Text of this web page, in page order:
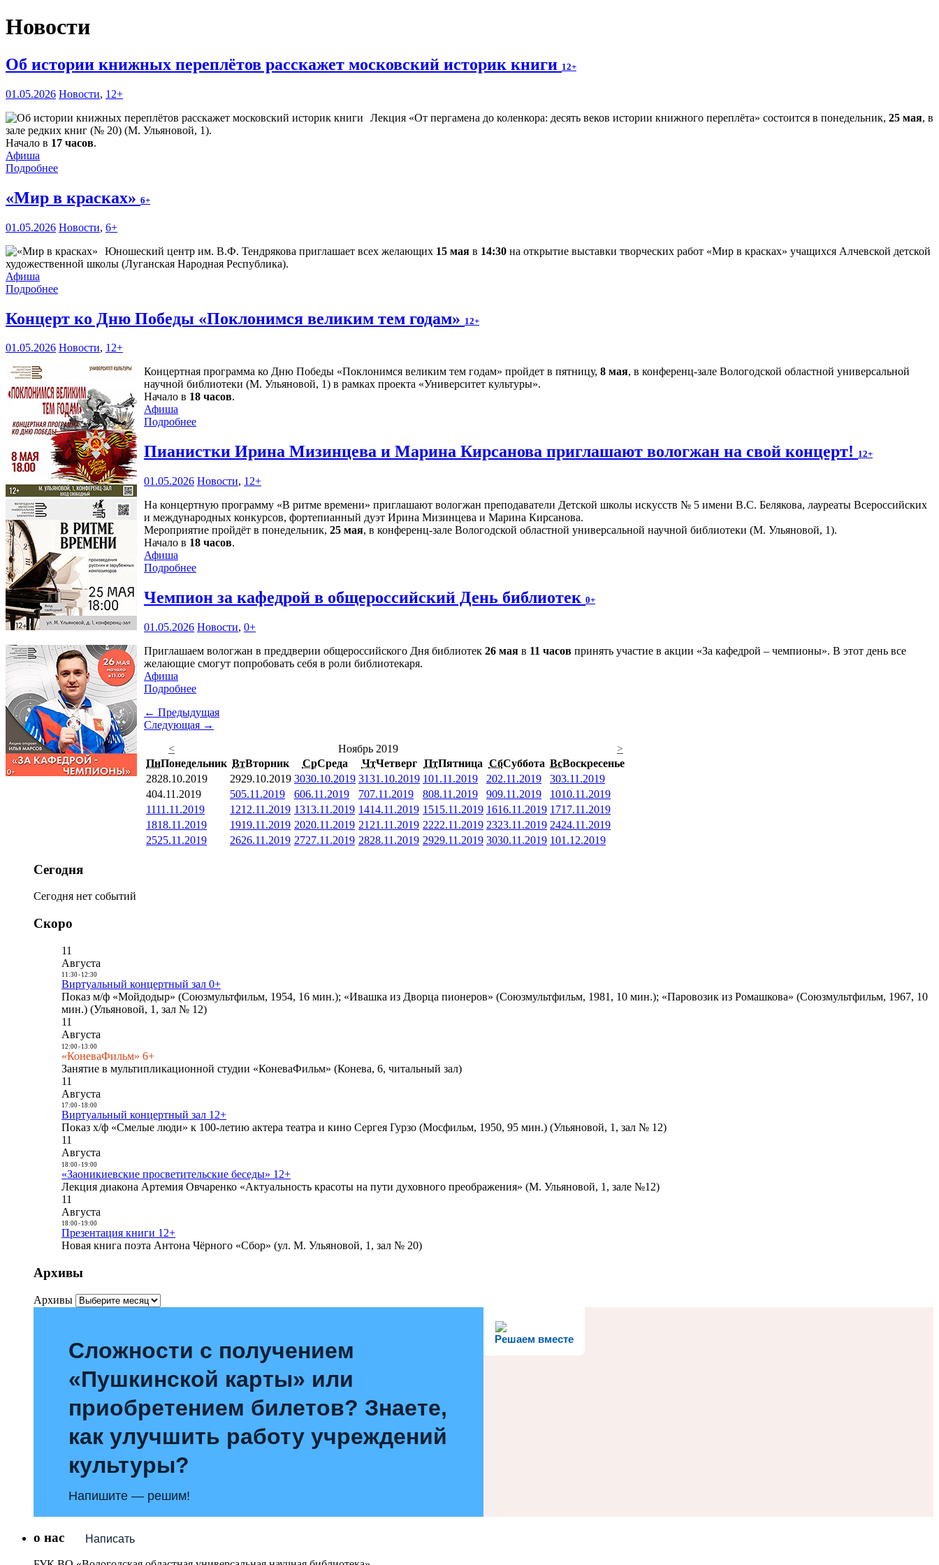
Новости
Об истории книжных переплётов расскажет московский историк книги 12+
01.05.2026 Новости, 12+
Лекция «От пергамена до коленкора: десять веков истории книжного переплёта» состоится в понедельник, 25 мая, в
зале редких книг (№ 20) (М. Ульяновой, 1).
Начало в 17 часов.
Афиша
Подробнее
«Мир в красках» 6+
01.05.2026 Новости, 6+
Юношеский центр им. В.Ф. Тендрякова приглашает всех желающих 15 мая в 14:30 на открытие выставки творческих работ «Мир в красках» учащихся Алчевской детской
художественной школы (Луганская Народная Республика).
Афиша
Подробнее
Концерт ко Дню Победы «Поклонимся великим тем годам» 12+
01.05.2026 Новости, 12+
Концертная программа ко Дню Победы «Поклонимся великим тем годам» пройдет в пятницу, 8 мая, в конференц-зале Вологодской областной универсальной
научной библиотеки (М. Ульяновой, 1) в рамках проекта «Университет культуры».
Начало в 18 часов.
Афиша
Подробнее
Пианистки Ирина Мизинцева и Марина Кирсанова приглашают вологжан на свой концерт! 12+
01.05.2026 Новости, 12+
На концертную программу «В ритме времени» приглашают вологжан преподаватели Детской школы искусств № 5 имени В.С. Белякова, лауреаты Всероссийских
и международных конкурсов, фортепианный дуэт Ирина Мизинцева и Марина Кирсанова.
Мероприятие пройдёт в понедельник, 25 мая, в конференц-зале Вологодской областной универсальной научной библиотеки (М. Ульяновой, 1).
Начало в 18 часов.
Афиша
Подробнее
Чемпион за кафедрой в общероссийский День библиотек 0+
01.05.2026 Новости, 0+
Приглашаем вологжан в преддверии общероссийского Дня библиотек 26 мая в 11 часов принять участие в акции «За кафедрой – чемпионы». В этот день все
желающие смогут попробовать себя в роли библиотекаря.
Афиша
Подробнее
← Предыдущая
Следующая →
<
Ноябрь 2019
>
ПнПонедельник ВтВторник СрСреда ЧтЧетверг ПтПятница СбСуббота ВсВоскресенье
2828.10.2019 2929.10.2019 3030.10.2019 3131.10.2019 101.11.2019 202.11.2019 303.11.2019
404.11.2019 505.11.2019 606.11.2019 707.11.2019 808.11.2019 909.11.2019 1010.11.2019
1111.11.2019 1212.11.2019 1313.11.2019 1414.11.2019 1515.11.2019 1616.11.2019 1717.11.2019
1818.11.2019 1919.11.2019 2020.11.2019 21 21.11.2019 2222.11.2019 2323.11.2019 2424.11.2019
2525.11.2019 2626.11.2019 2727.11.2019 2828.11.2019 2929.11.2019 3030.11.2019 101.12.2019
Сегодня
Сегодня нет событий
Скоро
11
Августа
11:30- 12:30
Виртуальный концертный зал 0+
Показ м/ф «Мойдодыр» (Союзмультфильм, 1954, 16 мин.); «Ивашка из Дворца пионеров» (Союзмультфильм, 1981, 10 мин.); «Паровозик из Ромашкова» (Союзмультфильм, 1967, 10
мин.) (Ульяновой, 1, зал № 12)
11
Августа
12:00- 13:00
«КоневаФильм» 6+
Занятие в мультипликационной студии «КоневаФильм» (Конева, 6, читальный зал)
11
Августа
17:00- 18:00
Виртуальный концертный зал 12+
Показ х/ф «Смелые люди» к 100-летию актера театра и кино Сергея Гурзо (Мосфильм, 1950, 95 мин.) (Ульяновой, 1, зал № 12)
11
Августа
18:00- 19:00
«Заоникиевские просветительские беседы» 12+
Лекция диакона Артемия Овчаренко «Актуальность красоты на пути духовного преображения» (М. Ульяновой, 1, зале №12)
11
Августа
18:00- 19:00
Презентация книги 12+
Новая книга поэта Антона Чёрного «Сбор» (ул. М. Ульяновой, 1, зал № 20)
Архивы
Архивы
Решаем вместе
Сложности с получением
«Пушкинской карты» или
приобретением билетов? Знаете,
как улучшить работу учреждений
культуры?
Напишите — решим!
Написать
о нас